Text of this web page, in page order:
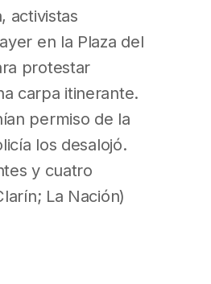
activistas
en la Plaza del
protestar
carpa itinerante.
permiso de la
los desalojó.
y cuatro
La Nación)